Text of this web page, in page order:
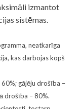
izmantot
sistēmas.
neatkarīga
kas darbojas kopš
gājēju drošība –
drošība – 80%.